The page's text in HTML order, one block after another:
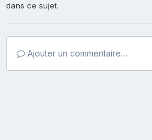
dans ce sujet.
Ajouter un commentaire…